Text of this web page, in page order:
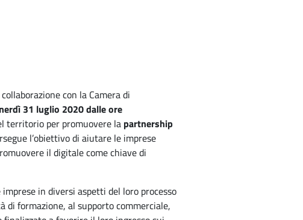
con la Camera di
31 luglio 2020 dalle ore
territorio per promuovere la partnership
l’obiettivo di aiutare le imprese
il digitale come chiave di
in diversi aspetti del loro processo
di formazione, al supporto commerciale,